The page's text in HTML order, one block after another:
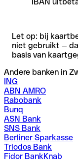
Let op: bij
niet gebruikt —
basis van
Andere banken in
ING
ABN AMRO
Rabobank
Bunq
ASN Bank
SNS Bank
Berliner Sparkasse
Triodos Bank
Fidor BankKnab